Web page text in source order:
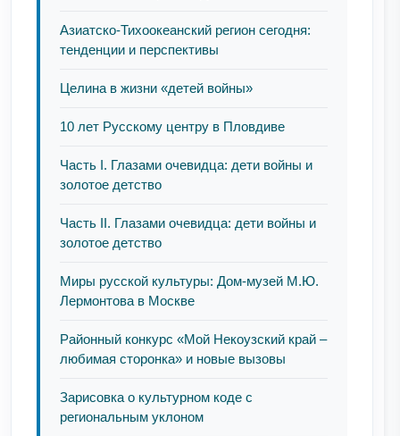
Азиатско-Тихоокеанский регион сегодня:
тенденции и перспективы
Целина в жизни «детей войны»
10 лет Русскому центру в Пловдиве
Часть I. Глазами очевидца: дети войны и
золотое детство
Часть II. Глазами очевидца: дети войны и
золотое детство
Миры русской культуры: Дом-музей М.Ю.
Лермонтова в Москве
Районный конкурс «Мой Некоузский край –
любимая сторонка» и новые вызовы
Зарисовка о культурном коде с
региональным уклоном